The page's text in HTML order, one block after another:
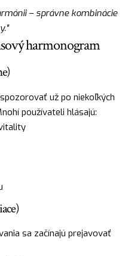
– správne kombinácie
harmonogram
už po niekoľkých
používateli hlásajú:
sa začínajú prejavovať